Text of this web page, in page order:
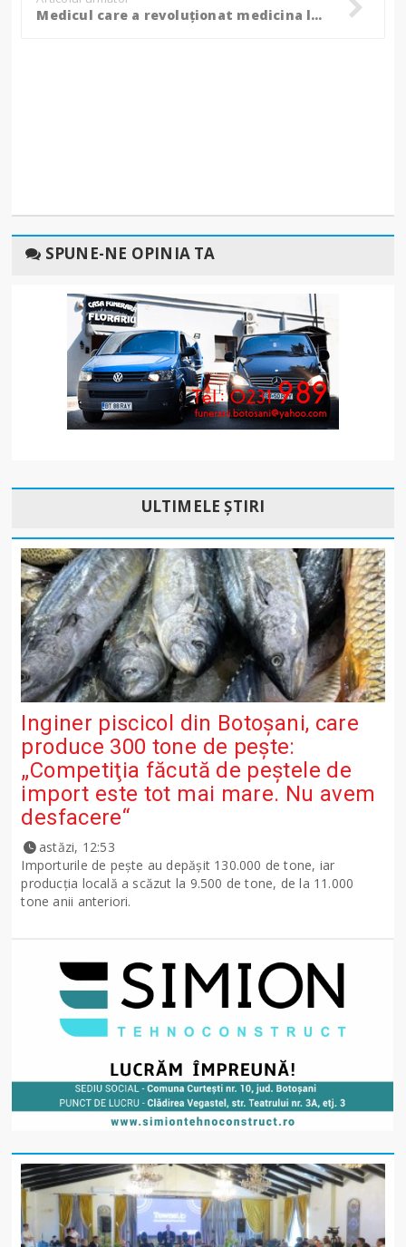
Medicul care a revoluționat medicina la Botoșani: „Au fost întrebări și neliniști legate de faptul că aș putea să mă întorc la...” (Foto, Video)
SPUNE-NE OPINIA TA
ULTIMELE ȘTIRI
Inginer piscicol din Botoşani, care
produce 300 tone de peşte:
„Competiţia făcută de peştele de
import este tot mai mare. Nu avem
desfacere“
astăzi, 12:53
Importurile de peşte au depăşit 130.000 de tone, iar
producţia locală a scăzut la 9.500 de tone, de la 11.000
tone anii anteriori.